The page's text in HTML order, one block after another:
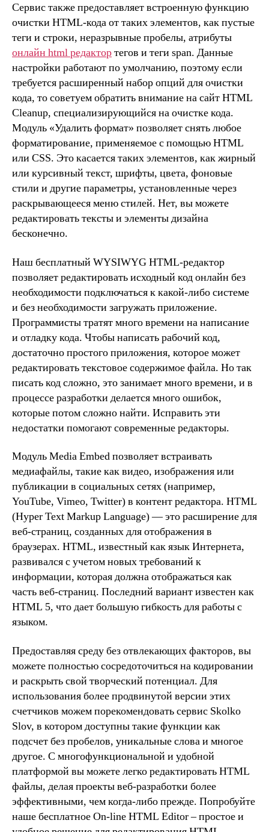
Сервис также предоставляет встроенную функцию
очистки HTML-кода от таких элементов, как пустые
теги и строки, неразрывные пробелы, атрибуты
онлайн html редактортегов и теги span. Данные
настройки работают по умолчанию, поэтому если
требуется расширенный набор опций для очистки
кода, то советуем обратить внимание на сайт HTML
Cleanup, специализирующийся на очистке кода.
Модуль «Удалить формат» позволяет снять любое
форматирование, применяемое с помощью HTML
или CSS. Это касается таких элементов, как жирный
или курсивный текст, шрифты, цвета, фоновые
стили и другие параметры, установленные через
раскрывающееся меню стилей. Нет, вы можете
редактировать тексты и элементы дизайна
бесконечно.
Наш бесплатный WYSIWYG HTML-редактор
позволяет редактировать исходный код онлайн без
необходимости подключаться к какой-либо системе
и без необходимости загружать приложение.
Программисты тратят много времени на написание
и отладку кода. Чтобы написать рабочий код,
достаточно простого приложения, которое может
редактировать текстовое содержимое файла. Но так
писать код сложно, это занимает много времени, и в
процессе разработки делается много ошибок,
которые потом сложно найти. Исправить эти
недостатки помогают современные редакторы.
Модуль Media Embed позволяет встраивать
медиафайлы, такие как видео, изображения или
публикации в социальных сетях (например,
YouTube, Vimeo, Twitter) в контент редактора. HTML
(Hyper Text Markup Language) — это расширение для
веб-страниц, созданных для отображения в
браузерах. HTML, известный как язык Интернета,
развивался с учетом новых требований к
информации, которая должна отображаться как
часть веб-страниц. Последний вариант известен как
HTML 5, что дает большую гибкость для работы с
языком.
Предоставляя среду без отвлекающих факторов, вы
можете полностью сосредоточиться на кодировании
и раскрыть свой творческий потенциал. Для
использования более продвинутой версии этих
счетчиков можем порекомендовать сервис Skolko
Slov, в котором доступны такие функции как
подсчет без пробелов, уникальные слова и многое
другое. С многофункциональной и удобной
платформой вы можете легко редактировать HTML
файлы, делая проекты веб-разработки более
эффективными, чем когда-либо прежде. Попробуйте
наше бесплатное On-line HTML Editor – простое и